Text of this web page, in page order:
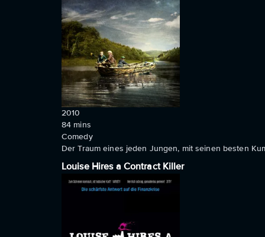
2010
84 mins
Comedy
Der Traum eines jeden Jungen, mit seinen besten
Louise Hires a Contract Killer